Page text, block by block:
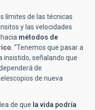
límites de las técnicas
y las velocidades
métodos de
. “Tenemos que pasar a
insistido, señalando que
de
de nueva
de que la vida podría